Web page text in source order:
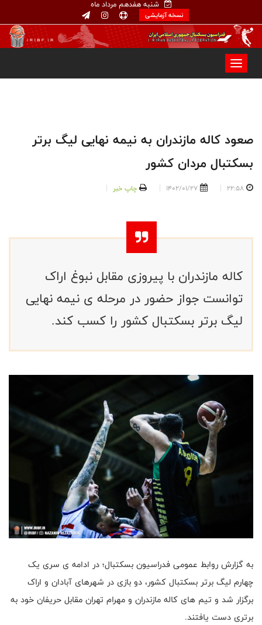
شنبه هفدهم مرداد ماه
نسخه آزمایشی
صعود کاله مازندران به نیمه نهایی لیگ برتر
بسکتبال مردان کشور
22:58
1402/01/27 چاپ خبر
کاله مازندران با پیروزی مقابل نبوغ اراک
توانست جواز حضور در مرحله ی نیمه نهایی
لیگ برتر بسکتبال کشور را کسب کند.
به گزارش روابط عمومی فدراسیون بسکتبال؛ در ادامه ی سری یک
چهارم لیگ برتر بسکتبال کشور، دو بازی در شهرهای آبادان و اراک
برگزار شد و تیم های کاله مازندران و مهرام تهران مقابل حریفان خود به
برتری دست یافتند.